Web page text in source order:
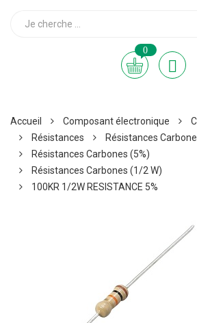
0
Accueil Composant électronique
Résistances
Résistances
Résistances Carbones (5%)
Résistances Carbones (1/2 W)
100KR 1/2W RESISTANCE 5%